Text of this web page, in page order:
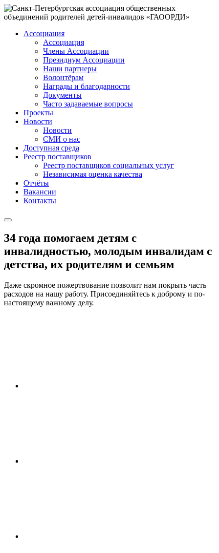
Ассоциация
Ассоциация
Члены Ассоциации
Президиум Ассоциации
Наши партнеры
Волонтёрам
Награды и благодарности
Документы
Часто задаваемые вопросы
Проекты
Новости
Новости
СМИ о нас
Доступная среда
Реестр поставщиков
Реестр поставщиков социальных услуг
Независимая оценка качества
Отчёты
Вакансии
Контакты
34 года помогаем детям с
инвалидностью, молодым инвалидам с
детства, их родителям и семьям
Даже скромное пожертвование позволит нам покрыть часть
расходов на нашу работу. Присоединяйтесь к доброму и по-
настоящему важному делу.